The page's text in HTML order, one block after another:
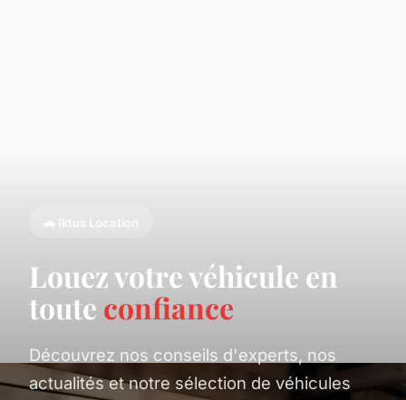
🚗 Iktus Location
Louez votre véhicule en
toute confiance
Découvrez nos conseils d'experts, nos
actualités et notre sélection de véhicules